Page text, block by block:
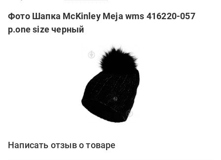
Фото Шапка McKinley Meja wms 416220-057
р.one size черный
Написать отзыв о товаре